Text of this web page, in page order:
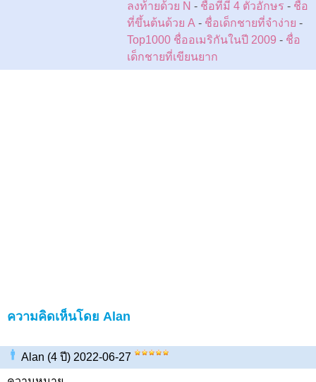
ลงท้ายด้วย N - ชื่อที่มี 4 ตัวอักษร - ชื่อ
ที่ขึ้นต้นด้วย A - ชื่อเด็กชายที่จำง่าย -
Top1000 ชื่ออเมริกันในปี 2009 - ชื่อ
เด็กชายที่เขียนยาก
ความคิดเห็นโดย Alan
Alan (4 ปี) 2022-06-27